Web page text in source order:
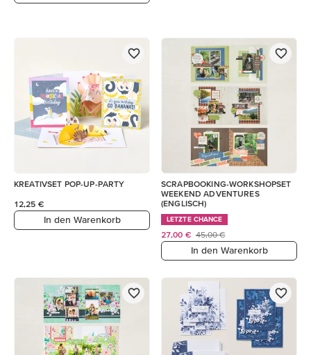
KREATIVSET POP-UP-PARTY
12,25 €
In den Warenkorb
SCRAPBOOKING-WORKSHOPSET
WEEKEND ADVENTURES
(ENGLISCH)
LETZTE CHANCE
27,00 € 45,00 €
In den Warenkorb